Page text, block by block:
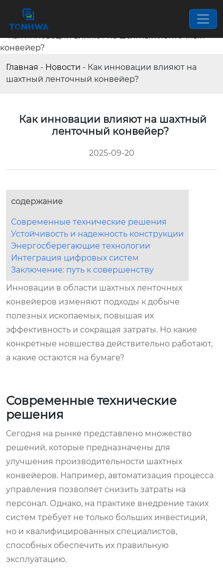
Главная - Новости - Как инновации влияют на
шахтный ленточный конвейер?
Как инновации влияют на шахтный
ленточный конвейер?
2025-09-20
содержание
Современные технические решения
Устойчивость и надежность конструкции
Энергосберегающие технологии
Интеграция цифровых систем
Заключение: путь к совершенству
Инновации в области шахтных ленточных
конвейеров изменяют подходы к добыче
полезных ископаемых, повышая их
эффективность и сокращая затраты. Но какие
конкретные новшества действительно работают,
а какие остаются на бумаге?
Современные технические
решения
Сегодня на рынке представлено множество
решений, которые предназначены для
улучшения производительности шахтных
конвейеров. Например, автоматизация процесса
управления позволяет снизить затраты на
персонал. Однако, на практике внедрение таких
систем требует не только больших инвестиций,
но и квалифицированных специалистов,
способных обеспечить их правильную
эксплуатацию.